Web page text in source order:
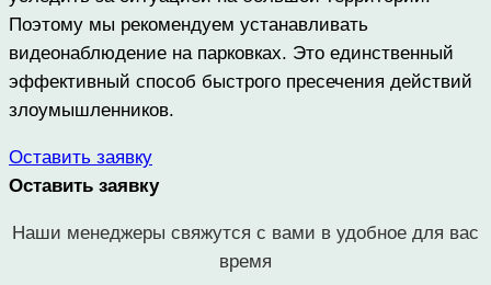
Поэтому мы рекомендуем устанавливать
видеонаблюдение на парковках. Это единственный
эффективный способ быстрого пресечения действий
злоумышленников.
Оставить заявку
Оставить заявку
Наши менеджеры свяжутся с вами в удобное для вас
время